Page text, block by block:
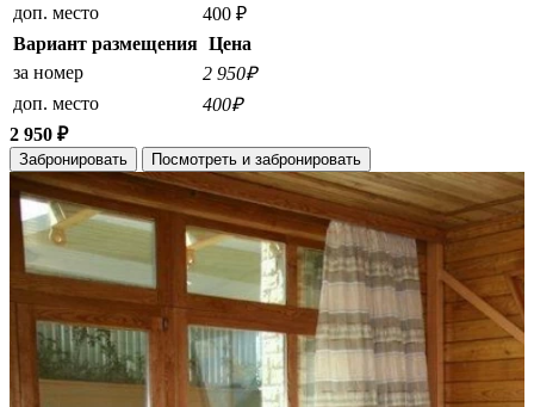
доп. место
400 ₽
Вариант размещения Цена
за номер
2 950₽
доп. место
400₽
2 950 ₽
Забронировать Посмотреть и забронировать